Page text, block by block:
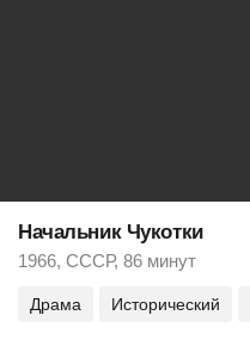
Начальник Чукотки
1966, СССР, 86 минут
Драма Исторический